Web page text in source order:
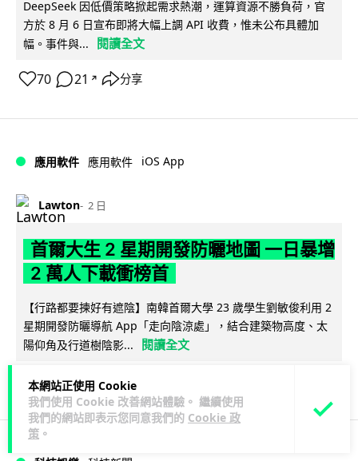
本網站正使用 Cookie
我們使用 Cookie 改善網站體驗。 繼續使用
我們的網站即表示您同意我們的 Cookie 政
策 。
DeepSeek 因低價策略掀起需求熱潮，運算資源不勝負荷，官
方於 8 月 6 日宣布即將大幅上調 API 收費，惟未公布具體加
幅。事件與...
閱讀全文
70 21 ↗ 分享
應用軟件 應用軟件 iOS App
Lawton 2 日
首爾大生 2 星期開發防曬地圖 一日暴增
2 萬人下載衝榜首
【行路都要揀好有遮陰】南韓首爾大學 23 歲學生劉敏俊利用 2
星期開發防曬導航 App「走向陰涼處」，結合建築物高度、太
陽仰角及行道樹陰影...
閱讀全文
101 4↗ 分享